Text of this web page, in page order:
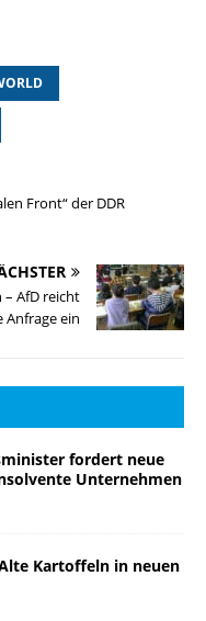
Front“ der DDR
AfD reicht
Anfrage ein
fordert neue
Unternehmen
Kartoffeln in neuen